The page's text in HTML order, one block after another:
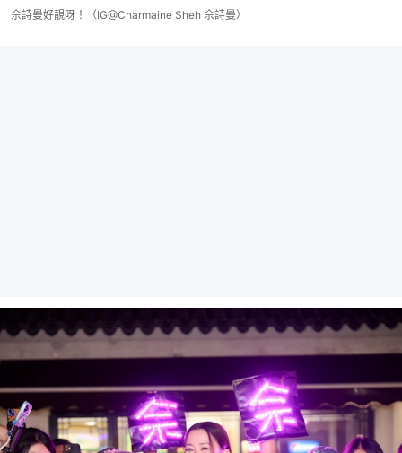
佘詩曼好靚呀！（IG@Charmaine Sheh 佘詩曼）